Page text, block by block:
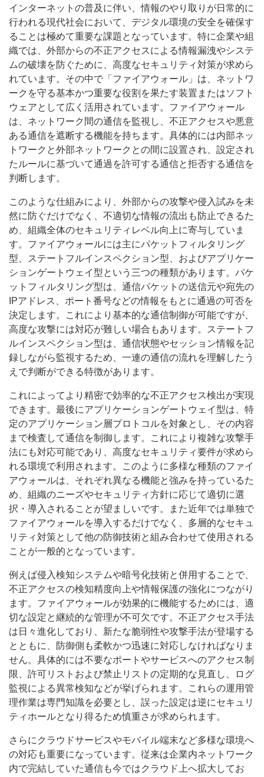
インターネットの普及に伴い、情報のやり取りが日常的に
行われる現代社会において、デジタル環境の安全を確保す
ることは極めて重要な課題となっています。 特に企業や組
織では、外部からの不正アクセスによる情報漏洩やシステ
ムの破壊を防ぐために、高度なセキュリティ対策が求めら
れています。その中で「ファイアウォール」は、ネットワ
ークを守る基本かつ重要な役割を果たす装置またはソフト
ウェアとして広く活用されています。ファイアウォール
は、ネットワーク間の通信を監視し、不正アクセスや悪意
ある通信を遮断する機能を持ちます。具体的には内部ネッ
トワークと外部ネットワークとの間に設置され、設定され
たルールに基づいて通過を許可する通信と拒否する通信を
判断します。
このような仕組みにより、外部からの攻撃や侵入試みを未
然に防ぐだけでなく、不適切な情報の流出も防止できるた
め、組織全体のセキュリティレベル向上に寄与していま
す。ファイアウォールには主にパケットフィルタリング
型、ステートフルインスペクション型、およびアプリケー
ションゲートウェイ型という三つの種類があります。パケ
ットフィルタリング型は、通信パケットの送信元や宛先の
IPアドレス、ポート番号などの情報をもとに通過の可否を
決定します。これにより基本的な通信制御が可能ですが、
高度な攻撃には対応が難しい場合もあります。ステートフ
ルインスペクション型は、通信状態やセッション情報を記
録しながら監視するため、一連の通信の流れを理解したう
えで判断ができる特徴があります。
これによってより精密で効率的な不正アクセス検出が実現
できます。最後にアプリケーションゲートウェイ型は、特
定のアプリケーション層プロトコルを対象とし、その内容
まで検査して通信を制御します。これにより複雑な攻撃手
法にも対応可能であり、高度なセキュリティ要件が求めら
れる環境で利用されます。このように多様な種類のファイ
アウォールは、それぞれ異なる機能と強みを持っているた
め、組織のニーズやセキュリティ方針に応じて適切に選
択・導入されることが望ましいです。また近年では単独で
ファイアウォールを導入するだけでなく、多層的なセキュ
リティ対策として他の防御技術と組み合わせて使用される
ことが一般的となっています。
例えば侵入検知システムや暗号化技術と併用することで、
不正アクセスの検知精度向上や情報保護の強化につながり
ます。ファイアウォールが効果的に機能するためには、適
切な設定と継続的な管理が不可欠です。不正アクセス手法
は日々進化しており、新たな脆弱性や攻撃手法が登場する
とともに、防御側も柔軟かつ迅速に対応しなければなりま
せん。具体的には不要なポートやサービスへのアクセス制
限、許可リストおよび禁止リストの定期的な見直し、ログ
監視による異常検知などが挙げられます。これらの運用管
理作業は専門知識を必要とし、誤った設定は逆にセキュリ
ティホールとなり得るため慎重さが求められます。
さらにクラウドサービスやモバイル端末など多様な環境へ
の対応も重要になっています。従来は企業内ネットワーク
内で完結していた通信も今ではクラウド上へ拡大してお